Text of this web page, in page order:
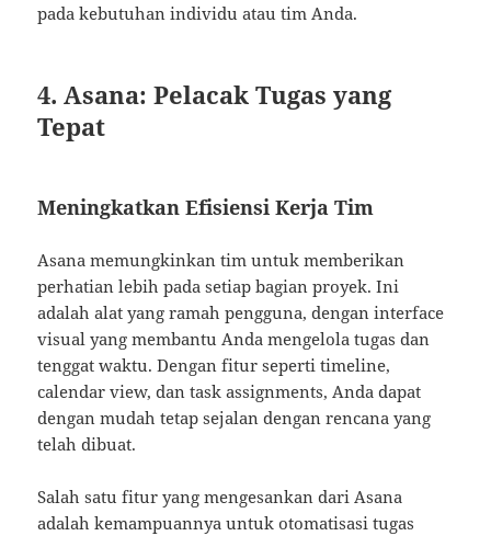
pada kebutuhan individu atau tim Anda.
4. Asana: Pelacak Tugas yang
Tepat
Meningkatkan Efisiensi Kerja Tim
Asana memungkinkan tim untuk memberikan
perhatian lebih pada setiap bagian proyek. Ini
adalah alat yang ramah pengguna, dengan interface
visual yang membantu Anda mengelola tugas dan
tenggat waktu. Dengan fitur seperti timeline,
calendar view, dan task assignments, Anda dapat
dengan mudah tetap sejalan dengan rencana yang
telah dibuat.
Salah satu fitur yang mengesankan dari Asana
adalah kemampuannya untuk otomatisasi tugas